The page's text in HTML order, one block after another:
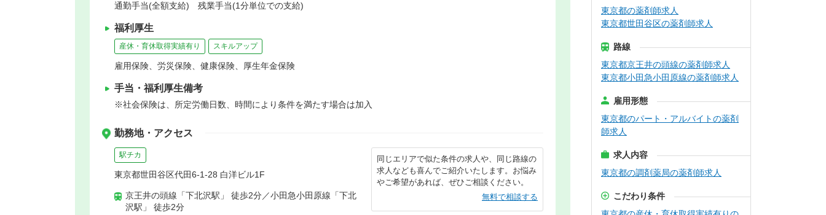
通勤手当(全額支給) 残業手当(1分単位での支給)
福利厚生
産休・育休取得実績有り スキルアップ
雇用保険、労災保険、健康保険、厚生年金保険
手当・福利厚生備考
※社会保険は、所定労働日数、時間により条件を満たす場合は加入
勤務地・アクセス
駅チカ
東京都世田谷区代田6-1-28 白洋ビル1F
京王井の頭線「下北沢駅」 徒歩2分／小田急小田原線「下北
沢駅」 徒歩2分
同じエリアで似た条件の求人や、同じ路線の
求人なども喜んでご紹介いたします。お悩み
やご希望があれば、ぜひご相談ください。
無料で相談する
東京都の薬剤師求人
東京都世田谷区の薬剤師求人
路線
東京都京王井の頭線の薬剤師求人
東京都小田急小田原線の薬剤師求人
雇用形態
東京都のパート・アルバイトの薬剤
師求人
求人内容
東京都の調剤薬局の薬剤師求人
こだわり条件